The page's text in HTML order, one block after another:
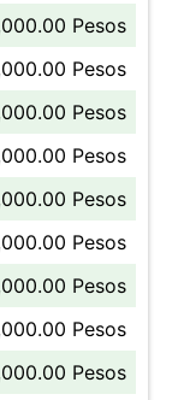
Pesos
Pesos
Pesos
Pesos
Pesos
Pesos
Pesos
Pesos
Pesos